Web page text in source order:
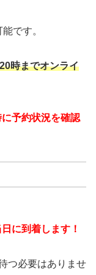
です。
時までオンライ
予約状況を確認
に到着します！
つ必要はありませ